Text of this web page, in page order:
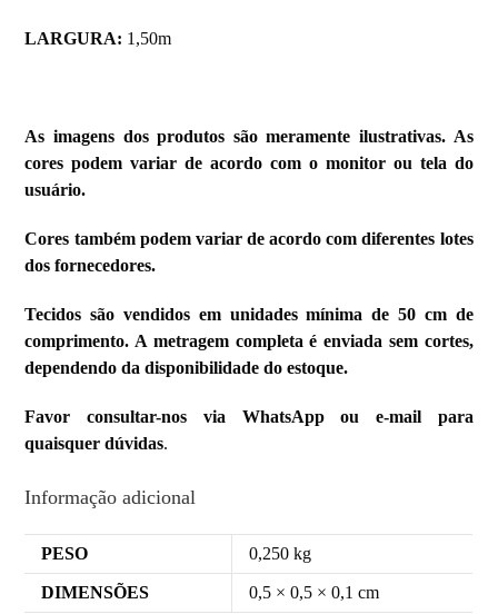
LARGURA: 1,50m
As imagens dos produtos são meramente ilustrativas. As
cores podem variar de acordo com o monitor ou tela do
usuário.
Cores também podem variar de acordo com diferentes lotes
dos fornecedores.
Tecidos são vendidos em unidades mínima de 50 cm de
comprimento. A metragem completa é enviada sem cortes,
dependendo da disponibilidade do estoque.
Favor consultar-nos via WhatsApp ou e-mail para
quaisquer dúvidas.
Informação adicional
PESO 0,250 kg
DIMENSÕES 0,5 × 0,5 × 0,1 cm